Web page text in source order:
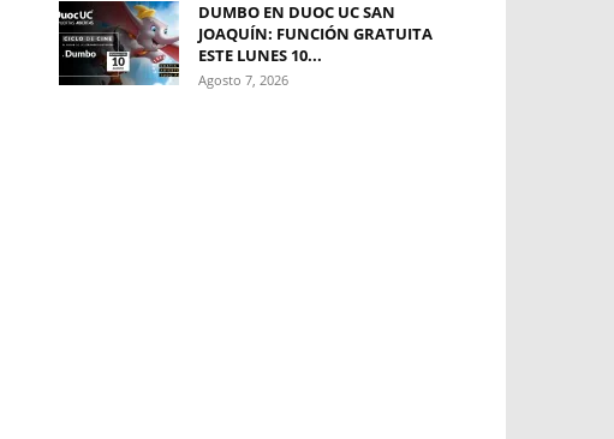
DUMBO EN DUOC UC SAN
JOAQUÍN: FUNCIÓN GRATUITA
ESTE LUNES 10...
Agosto 7, 2026